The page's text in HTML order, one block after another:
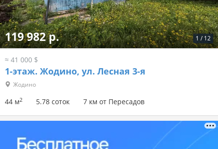
1 / 12
119 982 р.
≈ 41 000 $
1-этаж. Жодино, ул. Лесная 3-я
Жодино
44 м2 5.78 соток 7 км от Пересадов